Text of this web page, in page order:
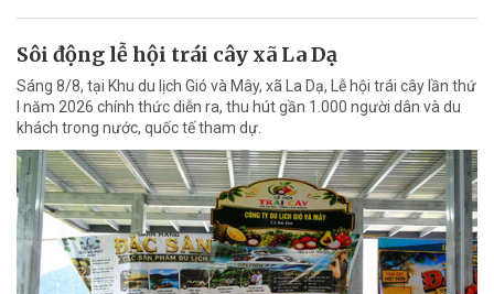
Sôi động lễ hội trái cây xã La Dạ
Sáng 8/8, tại Khu du lịch Gió và Mây, xã La Dạ, Lễ hội trái cây lần thứ
I năm 2026 chính thức diễn ra, thu hút gần 1.000 người dân và du
khách trong nước, quốc tế tham dự.